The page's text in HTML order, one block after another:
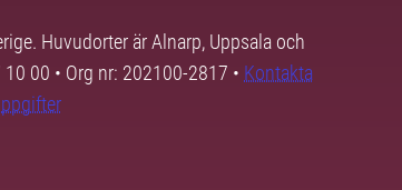
Huvudorter är Alnarp, Uppsala och
00 • Org nr: 202100-2817 • Kontakta